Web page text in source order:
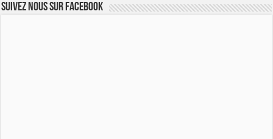
Suivez nous sur Facebook